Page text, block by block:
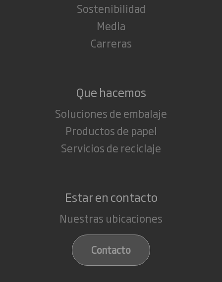
Sostenibilidad
Media
Carreras
Que hacemos
Soluciones de embalaje
Productos de papel
Servicios de reciclaje
Estar en contacto
Nuestras ubicaciones
Contacto